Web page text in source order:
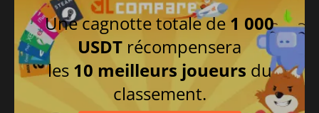
Une cagnotte totale de 1 000
USDT récompensera
les 10 meilleurs joueurs du
classement.